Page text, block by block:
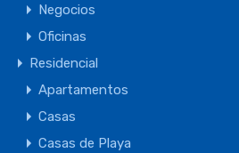
Negocios
Oficinas
Residencial
Apartamentos
Casas
Casas de Playa